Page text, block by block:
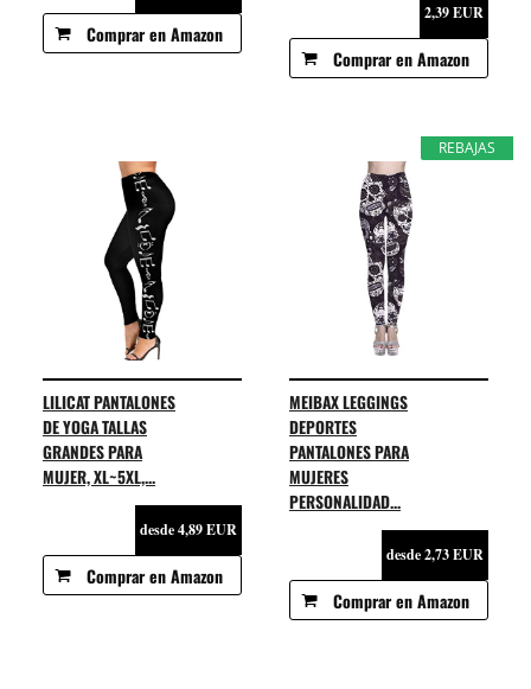
Comprar en Amazon
2,39 EUR
Comprar en Amazon
LILICAT PANTALONES
DE YOGA TALLAS
GRANDES PARA
MUJER, XL~5XL,...
desde 4,89 EUR
Comprar en Amazon
REBAJAS
MEIBAX LEGGINGS
DEPORTES
PANTALONES PARA
MUJERES
PERSONALIDAD...
desde 2,73 EUR
Comprar en Amazon